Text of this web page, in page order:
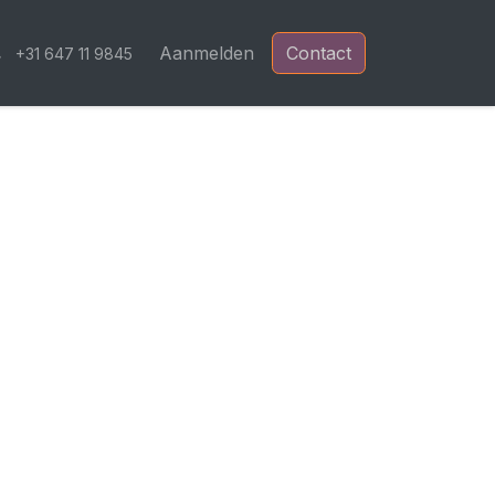
Blog
+31 647 11 9845 Aanmelden Contact